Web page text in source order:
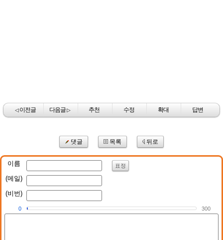
◁이전글 다음글▷ 추천 수정 확대 답변
댓글 목록 뒤로
이름 표정
(메일)
(비번)
0 300